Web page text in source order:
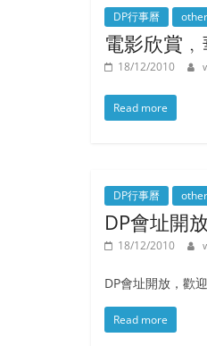
DP行事曆
電影欣賞﹐
18/12/2010
Read more
DP行事曆
DP會址開
18/12/2010
DP會址開放，歡
Read more